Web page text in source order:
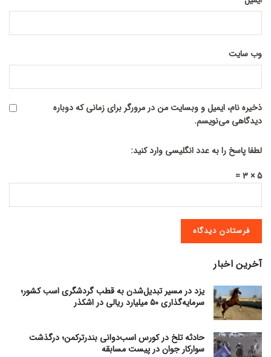
وب‌ سایت
ذخیره نام، ایمیل و وبسایت من در مرورگر برای زمانی که دوباره
دیدگاهی می‌نویسم.
لطفا پاسخ را به عدد انگلیسی وارد کنید:
5 × 3 =
آخرین اخبار
یزد در مسیر تبدیل‌شدن به قطب گردشگری اسب کشور؛
سرمایه‌گذاری ۵۰ میلیارد ریالی در اشکذر
حادثه تلخ در کورس اسب‌دوانی بندرترکمن؛ درگذشت
سوارکار جوان در پیست مسابقه